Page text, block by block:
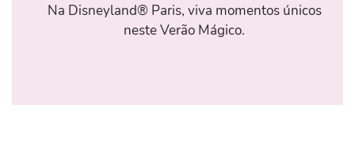
Na Disneyland® Paris, viva momentos únicos
neste Verão Mágico.